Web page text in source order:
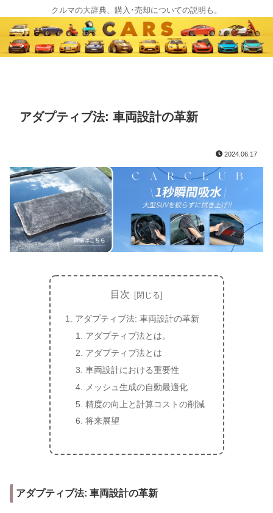
クルマの大辞典、購入･売却についての説明も。
アダプティブ法: 車両設計の革新
2024.06.17
目次
アダプティブ法: 車両設計の革新
アダプティブ法とは。
アダプティブ法とは
車両設計における重要性
メッシュ生成の自動最適化
精度の向上と計算コストの削減
将来展望
アダプティブ法: 車両設計の革新